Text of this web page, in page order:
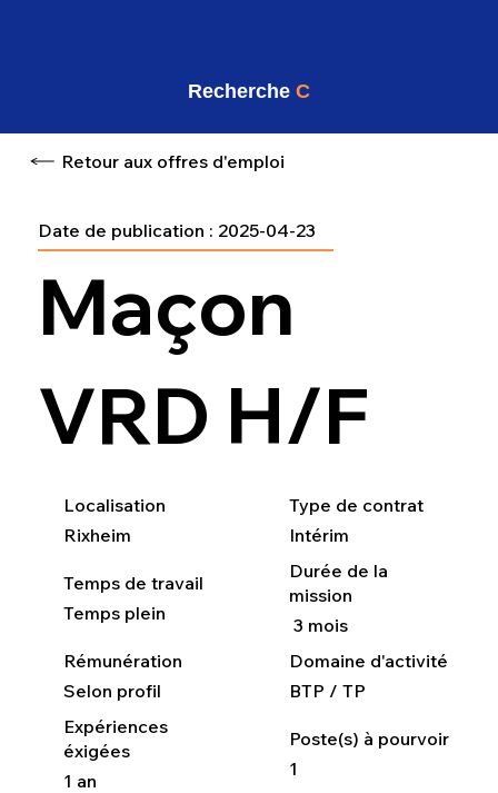
Retour aux offres d'emploi
Maçon
VRD H/F
2025-04-23
Date de publication :
Rémunération
Selon profil
Domaine d'activité
BTP / TP
Expériences
éxigées
1 an
Poste(s) à pourvoir
1
Localisation
Rixheim
Type de contrat
Intérim
Temps de travail
Temps plein
Durée de la
mission
3 mois
Recherche C